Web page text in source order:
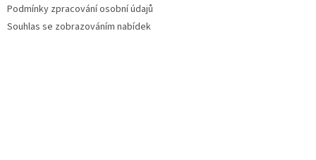
Podmínky zpracování osobní údajů
Souhlas se zobrazováním nabídek